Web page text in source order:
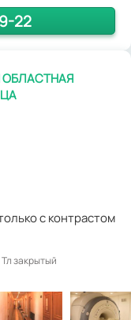
22
с контрастом
закрытый